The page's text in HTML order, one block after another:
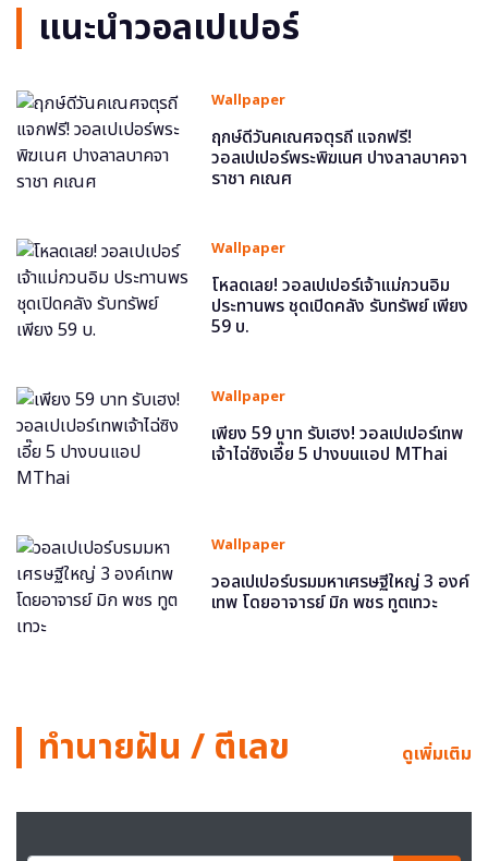
แนะนำวอลเปเปอร์
Wallpaper
ฤกษ์ดีวันคเณศจตุรถี แจกฟรี!
วอลเปเปอร์พระพิฆเนศ ปางลาลบาคจา
ราชา คเณศ
Wallpaper
โหลดเลย! วอลเปเปอร์เจ้าแม่กวนอิม
ประทานพร ชุดเปิดคลัง รับทรัพย์ เพียง
59 บ.
Wallpaper
เพียง 59 บาท รับเฮง! วอลเปเปอร์เทพ
เจ้าไฉ่ซิงเอี๊ย 5 ปางบนแอป MThai
Wallpaper
วอลเปเปอร์บรมมหาเศรษฐีใหญ่ 3 องค์
เทพ โดยอาจารย์ มิก พชร ทูตเทวะ
ทำนายฝัน / ตีเลข ดูเพิ่มเติม